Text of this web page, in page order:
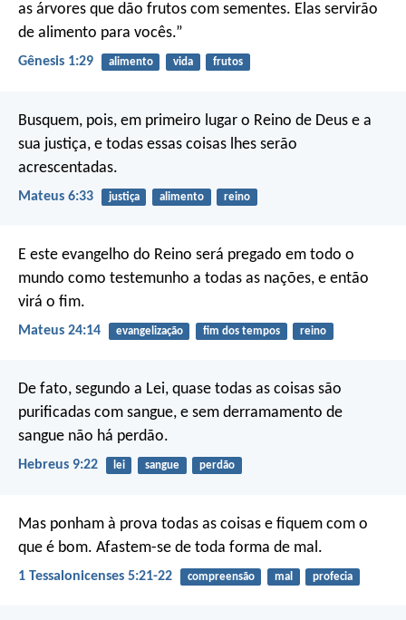
as árvores que dão frutos com sementes. Elas servirão
de alimento para vocês.”
Gênesis 1:29 alimento vida frutos
Busquem, pois, em primeiro lugar o Reino de Deus e a
sua justiça, e todas essas coisas lhes serão
acrescentadas.
Mateus 6:33 justiça alimento reino
E este evangelho do Reino será pregado em todo o
mundo como testemunho a todas as nações, e então
virá o fim.
Mateus 24:14 evangelização fim dos tempos reino
De fato, segundo a Lei, quase todas as coisas são
purificadas com sangue, e sem derramamento de
sangue não há perdão.
Hebreus 9:22 lei sangue perdão
Mas ponham à prova todas as coisas e fiquem com o
que é bom. Afastem-se de toda forma de mal.
1 Tessalonicenses 5:21-22 compreensão mal profecia